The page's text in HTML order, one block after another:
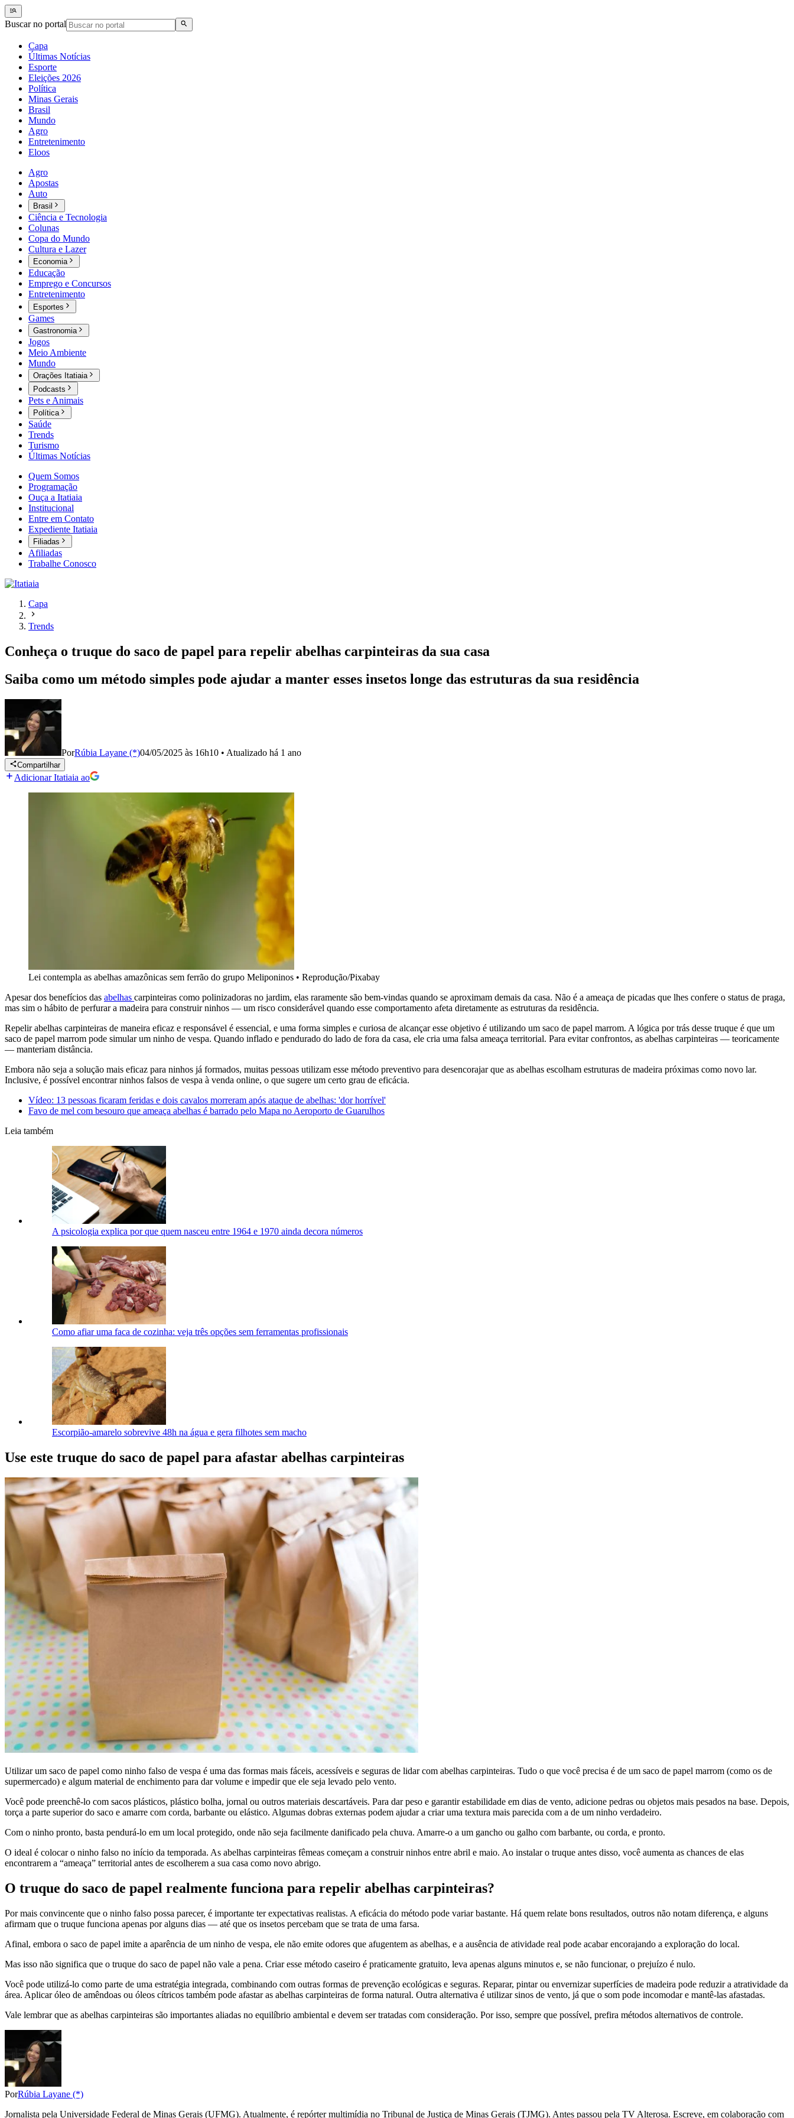
Buscar no portal
Capa
Últimas Notícias
Esporte
Eleições 2026
Política
Minas Gerais
Brasil
Mundo
Agro
Entretenimento
Eloos
Agro
Apostas
Auto
Brasil
Ciência e Tecnologia
Colunas
Copa do Mundo
Cultura e Lazer
Economia
Educação
Emprego e Concursos
Entretenimento
Esportes
Games
Gastronomia
Jogos
Meio Ambiente
Mundo
Orações Itatiaia
Podcasts
Pets e Animais
Política
Saúde
Trends
Turismo
Últimas Notícias
Quem Somos
Programação
Ouça a Itatiaia
Institucional
Entre em Contato
Expediente Itatiaia
Filiadas
Afiliadas
Trabalhe Conosco
Capa
Trends
Conheça o truque do saco de papel para repelir abelhas carpinteiras da sua casa
Saiba como um método simples pode ajudar a manter esses insetos longe das estruturas da sua residência
PorRúbia Layane (*)04/05/2025 às 16h10 • Atualizado há 1 ano
Compartilhar
Adicionar Itatiaia ao
Lei contempla as abelhas amazônicas sem ferrão do grupo Meliponinos • Reprodução/Pixabay
Apesar dos benefícios das abelhas carpinteiras como polinizadoras no jardim, elas raramente são bem-vindas quando se aproximam demais da casa. Não é a ameaça de picadas que lhes confere o status de praga,
mas sim o hábito de perfurar a madeira para construir ninhos — um risco considerável quando esse comportamento afeta diretamente as estruturas da residência.
Repelir abelhas carpinteiras de maneira eficaz e responsável é essencial, e uma forma simples e curiosa de alcançar esse objetivo é utilizando um saco de papel marrom. A lógica por trás desse truque é que um
saco de papel marrom pode simular um ninho de vespa. Quando inflado e pendurado do lado de fora da casa, ele cria uma falsa ameaça territorial. Para evitar confrontos, as abelhas carpinteiras — teoricamente
— manteriam distância.
Embora não seja a solução mais eficaz para ninhos já formados, muitas pessoas utilizam esse método preventivo para desencorajar que as abelhas escolham estruturas de madeira próximas como novo lar.
Inclusive, é possível encontrar ninhos falsos de vespa à venda online, o que sugere um certo grau de eficácia.
Vídeo: 13 pessoas ficaram feridas e dois cavalos morreram após ataque de abelhas: 'dor horrível'
Favo de mel com besouro que ameaça abelhas é barrado pelo Mapa no Aeroporto de Guarulhos
Leia também
A psicologia explica por que quem nasceu entre 1964 e 1970 ainda decora números
Como afiar uma faca de cozinha: veja três opções sem ferramentas profissionais
Escorpião-amarelo sobrevive 48h na água e gera filhotes sem macho
Use este truque do saco de papel para afastar abelhas carpinteiras
Utilizar um saco de papel como ninho falso de vespa é uma das formas mais fáceis, acessíveis e seguras de lidar com abelhas carpinteiras. Tudo o que você precisa é de um saco de papel marrom (como os de
supermercado) e algum material de enchimento para dar volume e impedir que ele seja levado pelo vento.
Você pode preenchê-lo com sacos plásticos, plástico bolha, jornal ou outros materiais descartáveis. Para dar peso e garantir estabilidade em dias de vento, adicione pedras ou objetos mais pesados na base. Depois,
torça a parte superior do saco e amarre com corda, barbante ou elástico. Algumas dobras externas podem ajudar a criar uma textura mais parecida com a de um ninho verdadeiro.
Com o ninho pronto, basta pendurá-lo em um local protegido, onde não seja facilmente danificado pela chuva. Amarre-o a um gancho ou galho com barbante, ou corda, e pronto.
O ideal é colocar o ninho falso no início da temporada. As abelhas carpinteiras fêmeas começam a construir ninhos entre abril e maio. Ao instalar o truque antes disso, você aumenta as chances de elas
encontrarem a “ameaça” territorial antes de escolherem a sua casa como novo abrigo.
O truque do saco de papel realmente funciona para repelir abelhas carpinteiras?
Por mais convincente que o ninho falso possa parecer, é importante ter expectativas realistas. A eficácia do método pode variar bastante. Há quem relate bons resultados, outros não notam diferença, e alguns
afirmam que o truque funciona apenas por alguns dias — até que os insetos percebam que se trata de uma farsa.
Afinal, embora o saco de papel imite a aparência de um ninho de vespa, ele não emite odores que afugentem as abelhas, e a ausência de atividade real pode acabar encorajando a exploração do local.
Mas isso não significa que o truque do saco de papel não vale a pena. Criar esse método caseiro é praticamente gratuito, leva apenas alguns minutos e, se não funcionar, o prejuízo é nulo.
Você pode utilizá-lo como parte de uma estratégia integrada, combinando com outras formas de prevenção ecológicas e seguras. Reparar, pintar ou envernizar superfícies de madeira pode reduzir a atratividade da
área. Aplicar óleo de amêndoas ou óleos cítricos também pode afastar as abelhas carpinteiras de forma natural. Outra alternativa é utilizar sinos de vento, já que o som pode incomodar e mantê-las afastadas.
Vale lembrar que as abelhas carpinteiras são importantes aliadas no equilíbrio ambiental e devem ser tratadas com consideração. Por isso, sempre que possível, prefira métodos alternativos de controle.
PorRúbia Layane (*)
Jornalista pela Universidade Federal de Minas Gerais (UFMG). Atualmente, é repórter multimídia no Tribunal de Justiça de Minas Gerais (TJMG). Antes passou pela TV Alterosa. Escreve, em colaboração com